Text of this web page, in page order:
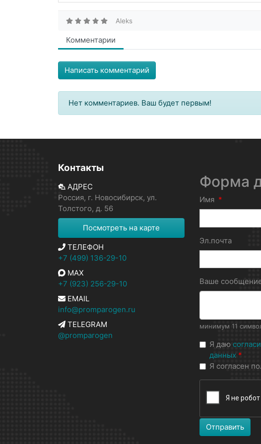
Aleks
Комментарии
Написать комментарий
Нет комментариев. Ваш будет первым!
Контакты
АДРЕС
Россия, г. Новосибирск, ул.
Толстого, д. 56
Посмотреть на карте
ТЕЛЕФОН
+7 (499) 136-29-10
MAX
+7 (923) 256-29-10
EMAIL
info@promparogen.ru
TELEGRAM
@promparogen
Форма
Имя *
Эл.почта
Ваше
минимум 11
Я даю
данных *
Я согласен
Отправить